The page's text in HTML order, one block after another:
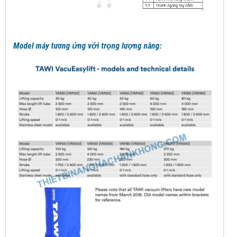
Model máy tương ứng với trọng lượng nâng: